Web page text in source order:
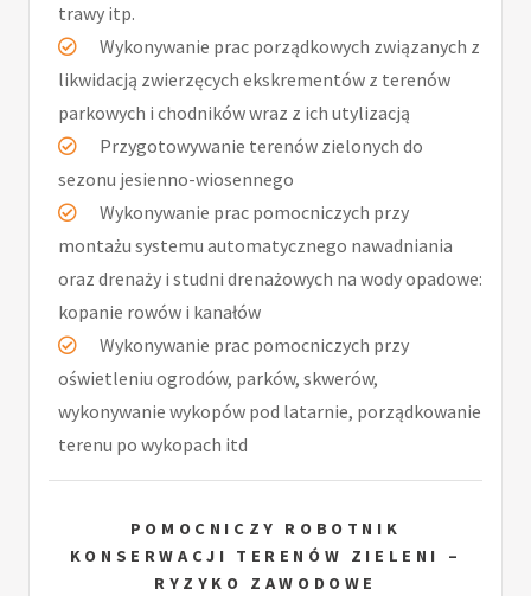
trawy itp.
Wykonywanie prac porządkowych związanych z
likwidacją zwierzęcych ekskrementów z terenów
parkowych i chodników wraz z ich utylizacją
Przygotowywanie terenów zielonych do
sezonu jesienno-wiosennego
Wykonywanie prac pomocniczych przy
montażu systemu automatycznego nawadniania
oraz drenaży i studni drenażowych na wody opadowe:
kopanie rowów i kanałów
Wykonywanie prac pomocniczych przy
oświetleniu ogrodów, parków, skwerów,
wykonywanie wykopów pod latarnie, porządkowanie
terenu po wykopach itd
POMOCNICZY ROBOTNIK
KONSERWACJI TERENÓW ZIELENI –
RYZYKO ZAWODOWE